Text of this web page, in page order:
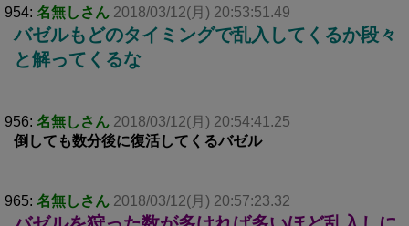
954: 名無しさん 2018/03/12(月) 20:53:51.49
バゼルもどのタイミングで乱入してくるか段々
と解ってくるな
956: 名無しさん 2018/03/12(月) 20:54:41.25
倒しても数分後に復活してくるバゼル
965: 名無しさん 2018/03/12(月) 20:57:23.32